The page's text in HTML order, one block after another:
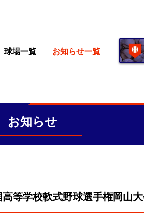
球場一覧 お知らせ一覧
お知らせ
高等学校軟式野球選手権岡山